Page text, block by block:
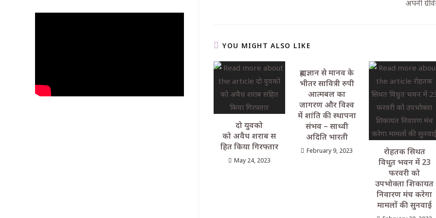
अपनी
YOU MIGHT ALSO LIKE
दो युवको
को अवैध शराब स
हित किया गिरफ्तार
May 24, 2023
ब्रह्मज्ञान से मानव के
भीतर सावित्री रुपी
आत्मबल का
जागरण और विश्व
में शांति की स्थापना
संभव – साध्वी
अदिति भारती
February 9, 2023
रोहतक सिथत
विधुत भवन में 23
फरवरी को
उपभोक्ता शिकायत
निवारण मंच करेगा
मामलों की सुनवाई